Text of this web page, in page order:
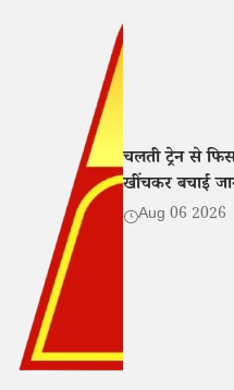
चलती ट्रेन से
खींचकर बचाई
Aug 06 2026